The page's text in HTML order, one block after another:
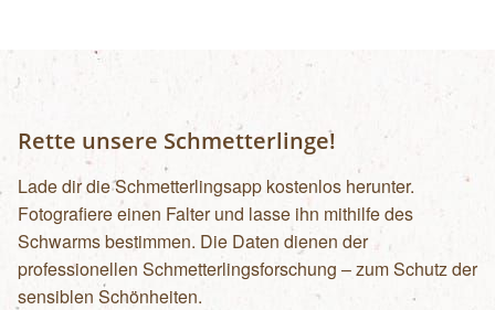
Rette unsere Schmetterlinge!
Lade dir die Schmetterlingsapp kostenlos herunter.
Fotografiere einen Falter und lasse ihn mithilfe des
Schwarms bestimmen. Die Daten dienen der
professionellen Schmetterlingsforschung – zum Schutz der
sensiblen Schönheiten.